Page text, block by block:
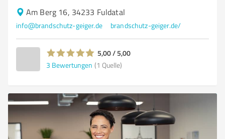
Am Berg 16, 34233 Fuldatal
info@brandschutz-geiger.de brandschutz-geiger.de/
5,00 / 5,00
3 Bewertungen (1 Quelle)